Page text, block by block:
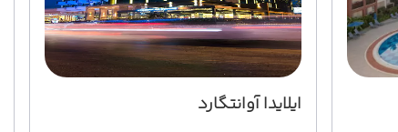
ایلایدا آوانتگارد